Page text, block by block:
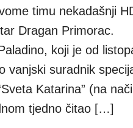
timu nekadašnji
Dragan Primorac.
koji je od
vanjski suradnik
Katarina” (na
tjedno čitao […]